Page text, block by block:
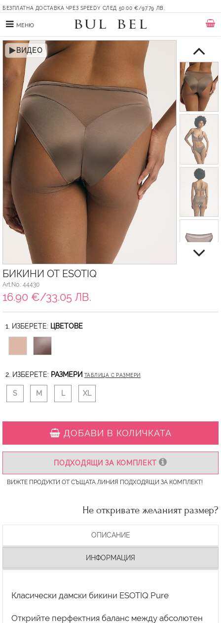
БЕЗПЛАТНА ДОСТАВКА ЧРЕЗ SPEEDY СЛЕД 50.00 €/97.79 ЛВ.
МЕНЮ
ВИДЕО
БИКИНИ ОТ ESOTIQ
Art.No.: 44430
16.90 €/33.05 ЛВ.
1. ИЗБЕРЕТЕ: ЦВЕТОВЕ
2. ИЗБЕРЕТЕ: РАЗМЕРИ ТАБЛИЦА С РАЗМЕРИ
S M L XL
ДОБАВИ В КОЛИЧКАТА
ПОДХОДЯЩИ ЗА КОМПЛЕКТ
ВИЖТЕ ПРОДУКТИ ОТ СЪЩАТА ЛИНИЯ ПОДХОДЯЩИ ЗА КОМПЛЕКТ!
Не откривате желаният размер?
ОПИСАНИЕ
ИНФОРМАЦИЯ
Класически дамски бикини ESOTIQ Pure
Открийте перфектния баланс между абсолютен